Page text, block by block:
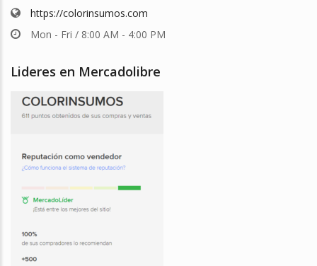
https://colorinsumos.com
Mon - Fri / 8:00 AM - 4:00 PM
Lideres en Mercadolibre